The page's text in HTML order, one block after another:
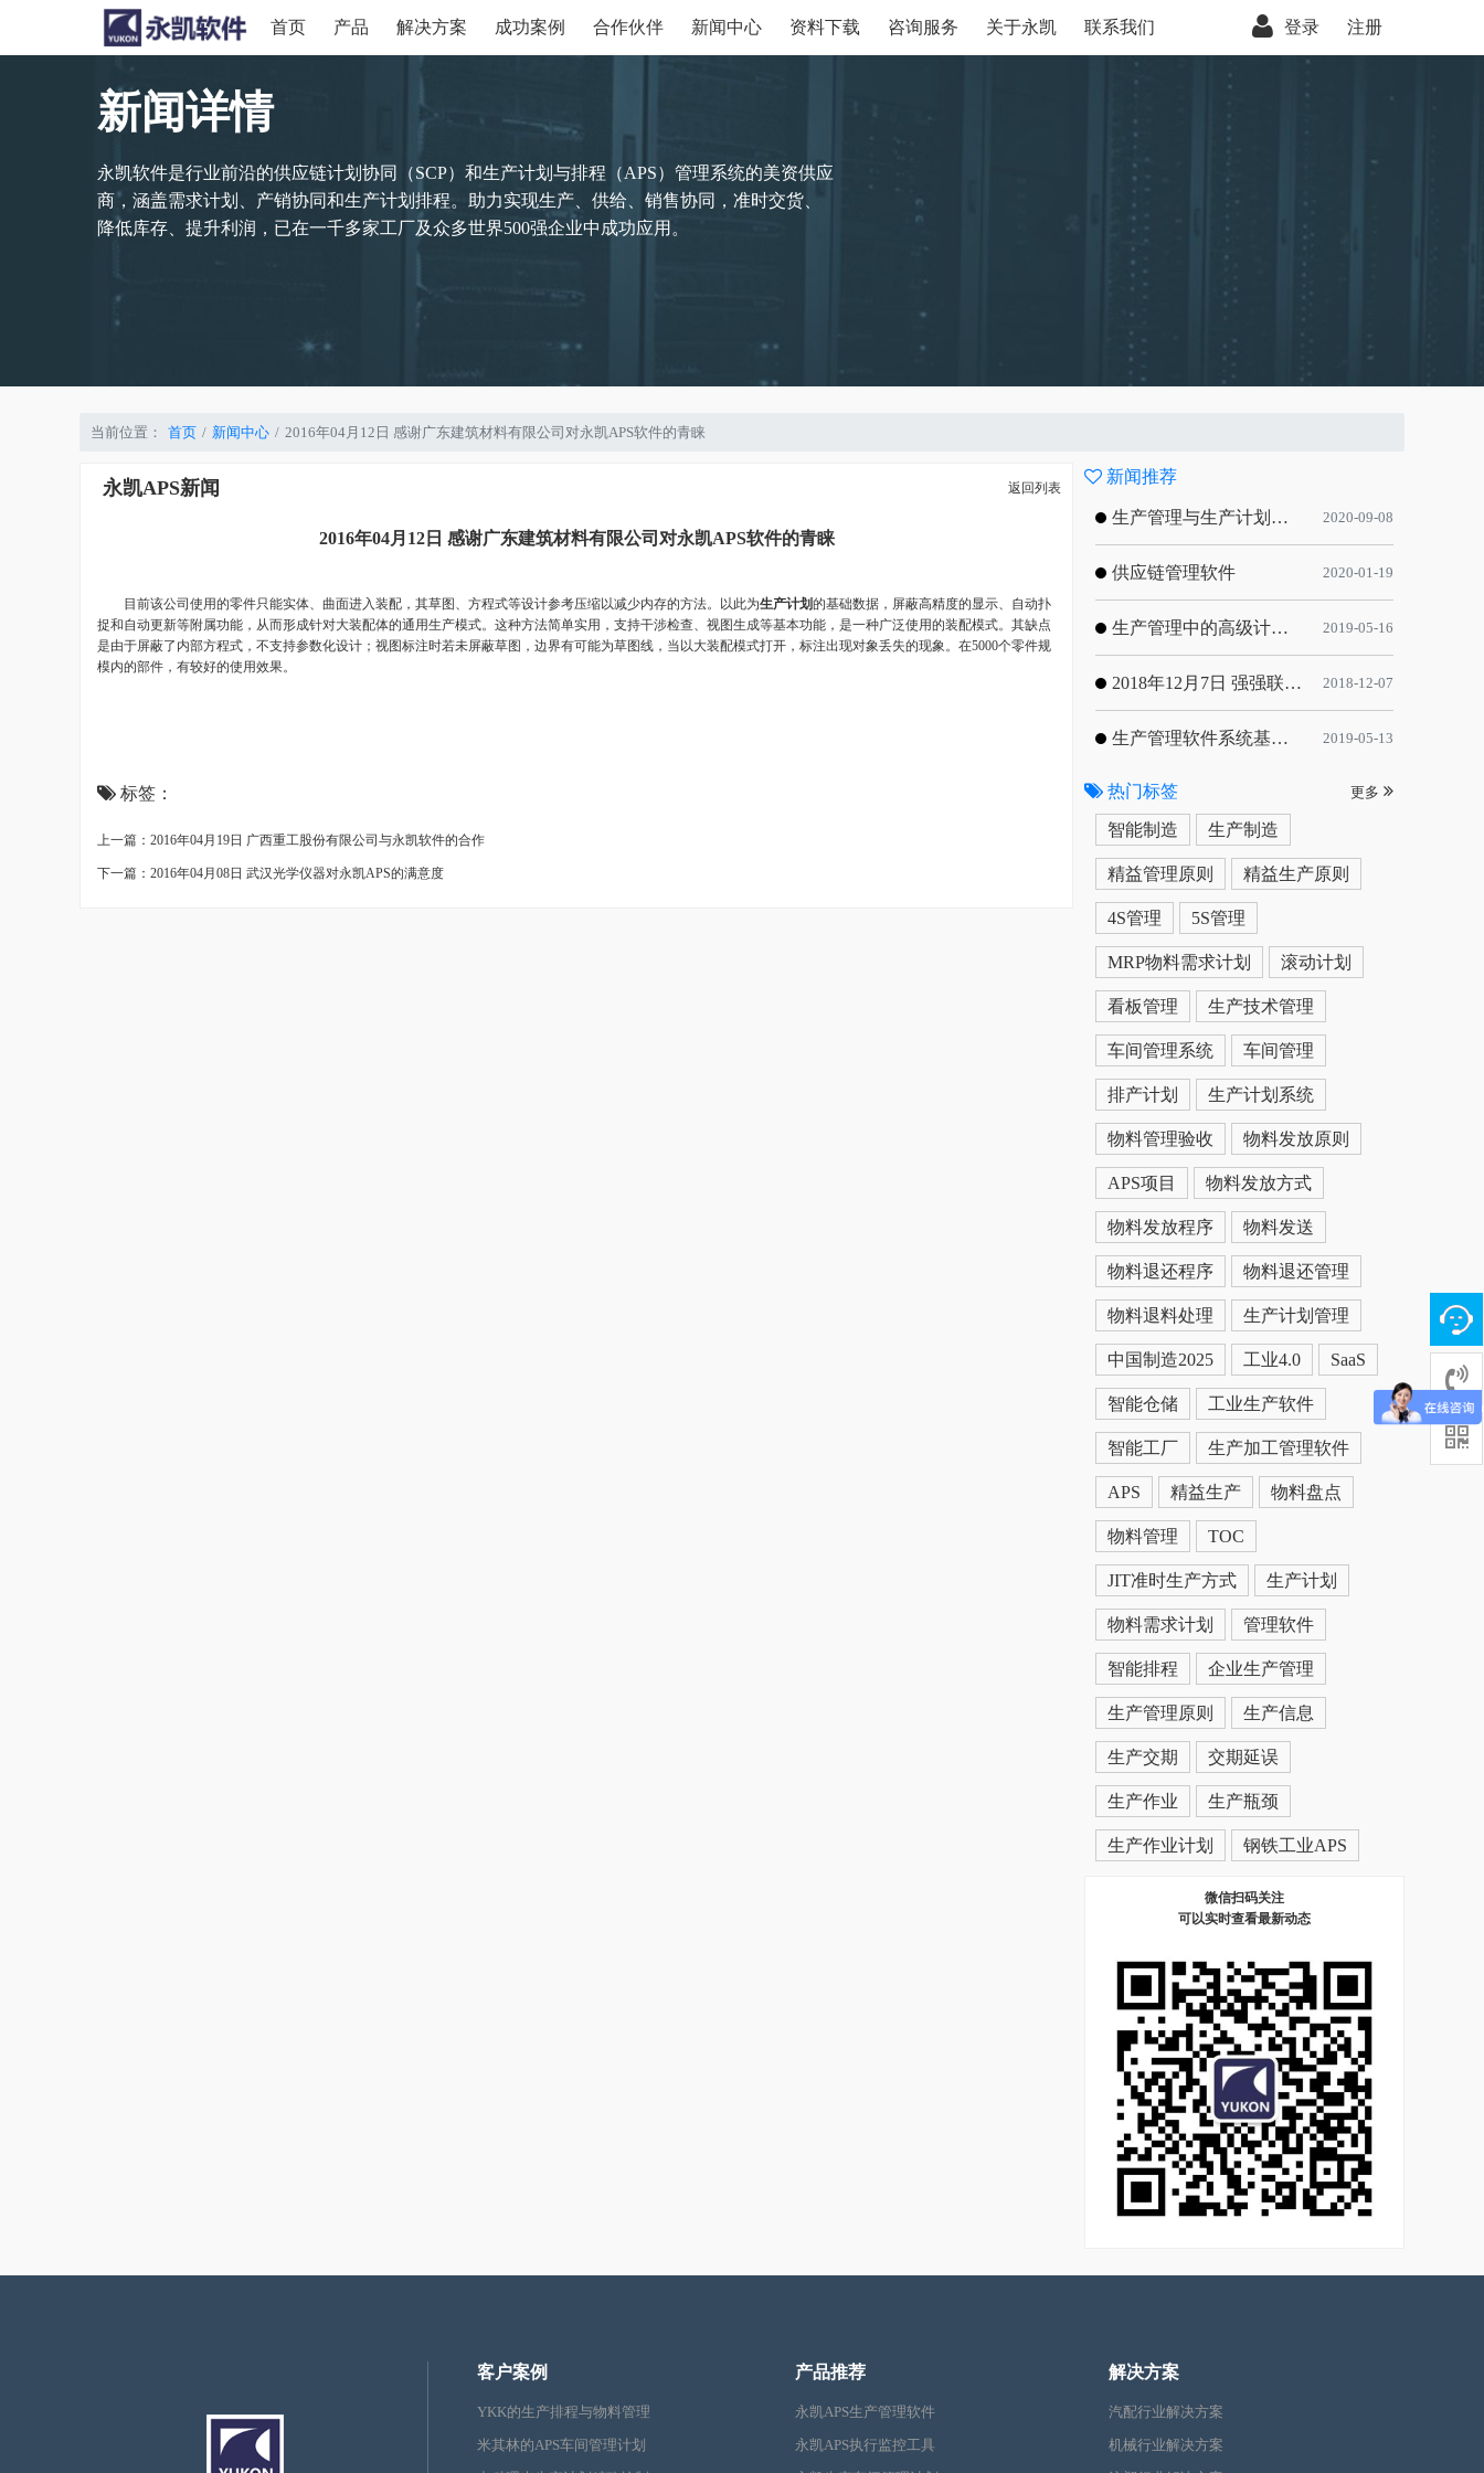
首页 产品 解决方案 成功案例 合作伙伴 新闻中心 资料下载 咨询服务 关于永凯 联系我们 登录 注册
新闻详情
永凯软件是行业前沿的供应链计划协同（SCP）和生产计划与排程（APS）管理系统的美资供应
商，涵盖需求计划、产销协同和生产计划排程。助力实现生产、供给、销售协同，准时交货、
降低库存、提升利润，已在一千多家工厂及众多世界500强企业中成功应用。
当前位置： 首页 新闻中心 2016年04月12日 感谢广东建筑材料有限公司对永凯APS软件的青睐
永凯APS新闻 返回列表
2016年04月12日 感谢广东建筑材料有限公司对永凯APS软件的青睐
目前该公司使用的零件只能实体、曲面进入装配，其草图、方程式等设计参考压缩以减少内存的方法。以此为生产计划的基础数据，屏蔽高精度的显示、自动扑
捉和自动更新等附属功能，从而形成针对大装配体的通用生产模式。这种方法简单实用，支持干涉检查、视图生成等基本功能，是一种广泛使用的装配模式。其缺点
是由于屏蔽了内部方程式，不支持参数化设计；视图标注时若未屏蔽草图，边界有可能为草图线，当以大装配模式打开，标注出现对象丢失的现象。在5000个零件规
模内的部件，有较好的使用效果。
标签：
上一篇：2016年04月19日 广西重工股份有限公司与永凯软件的合作
下一篇：2016年04月08日 武汉光学仪器对永凯APS的满意度
新闻推荐
生产管理与生产计划的目标 2020-09-08
供应链管理软件 2020-01-19
生产管理中的高级计划与排程优化 2019-05-16
2018年12月7日 强强联手，共同推进电子器件领域APS应用典范 风华高科生产自动化工业互联网应用项目-APS项目启动会 2018-12-07
生产管理软件系统基于信息化的解决方案 2019-05-13
热门标签 更多
智能制造 生产制造
精益管理原则 精益生产原则
4S管理 5S管理
MRP物料需求计划 滚动计划
看板管理 生产技术管理
车间管理系统 车间管理
排产计划 生产计划系统
物料管理验收 物料发放原则
APS项目 物料发放方式
物料发放程序 物料发送
物料退还程序 物料退还管理
物料退料处理 生产计划管理
中国制造2025 工业4.0 SaaS
智能仓储 工业生产软件
智能工厂 生产加工管理软件
APS 精益生产 物料盘点
物料管理 TOC
JIT准时生产方式 生产计划
物料需求计划 管理软件
智能排程 企业生产管理
生产管理原则 生产信息
生产交期 交期延误
生产作业 生产瓶颈
生产作业计划 钢铁工业APS
微信扫码关注
可以实时查看最新动态
客户案例
YKK的生产排程与物料管理
米其林的APS车间管理计划
产品推荐
永凯APS生产管理软件
永凯APS执行监控工具
解决方案
汽配行业解决方案
机械行业解决方案